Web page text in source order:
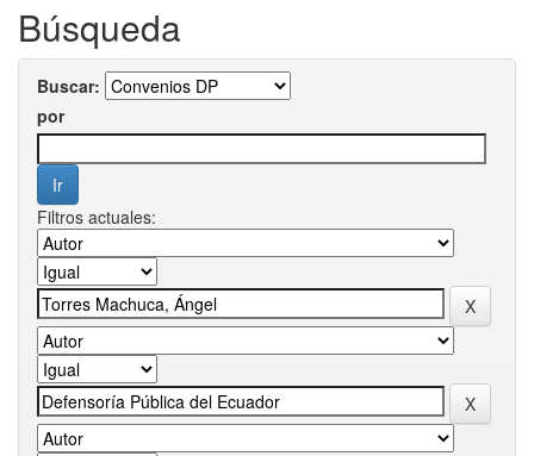
Búsqueda
Buscar:
por
Filtros actuales: